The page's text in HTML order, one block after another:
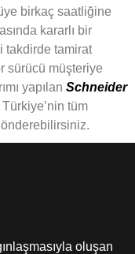
birkaç saatliğine
kararlı bir
takdirde tamirat
sürücü müşteriye
yapılan Schneider
tüm
oluşan